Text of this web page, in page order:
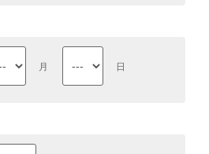
月 日